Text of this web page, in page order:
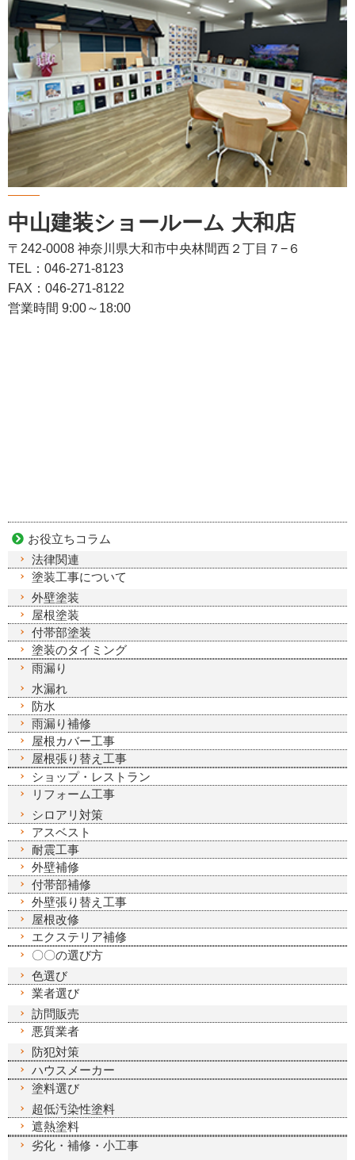
中山建装ショールーム 大和店
〒242-0008 神奈川県大和市中央林間西２丁目７−６
TEL：046-271-8123
FAX：046-271-8122
営業時間 9:00～18:00
お役立ちコラム
法律関連
塗装工事について
外壁塗装
屋根塗装
付帯部塗装
塗装のタイミング
雨漏り
水漏れ
防水
雨漏り補修
屋根カバー工事
屋根張り替え工事
ショップ・レストラン
リフォーム工事
シロアリ対策
アスベスト
耐震工事
外壁補修
付帯部補修
外壁張り替え工事
屋根改修
エクステリア補修
〇〇の選び方
色選び
業者選び
訪問販売
悪質業者
防犯対策
ハウスメーカー
塗料選び
超低汚染性塗料
遮熱塗料
劣化・補修・小工事